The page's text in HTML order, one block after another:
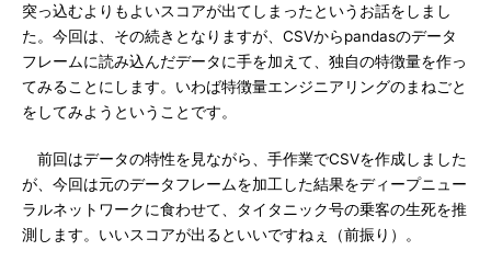
突っ込むよりもよいスコアが出てしまったというお話をしまし
た。今回は、その続きとなりますが、CSVからpandasのデータ
フレームに読み込んだデータに手を加えて、独自の特徴量を作っ
てみることにします。いわば特徴量エンジニアリングのまねごと
をしてみようということです。
前回はデータの特性を見ながら、手作業でCSVを作成しました
が、今回は元のデータフレームを加工した結果をディープニュー
ラルネットワークに食わせて、タイタニック号の乗客の生死を推
測します。いいスコアが出るといいですねぇ（前振り）。